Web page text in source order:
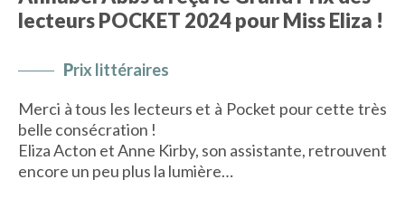
POLAR
IMAGINAIRE
LITTÉRATURE GÉNÉRALE
BEAUX-LIVRES
lecteurs POCKET 2024 pour Miss Eliza !
Prix littéraires
Merci à tous les lecteurs et à Pocket pour cette très
belle consécration !
Eliza Acton et Anne Kirby, son assistante, retrouvent
encore un peu plus la lumière…